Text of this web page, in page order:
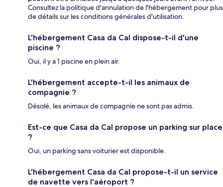
Consultez la politique d'annulation de l'hébergement pour plus
de détails sur les conditions générales d'utilisation.
L'hébergement Casa da Cal dispose-t-il d'une
piscine ?
Oui, il y a 1 piscine en plein air.
L'hébergement accepte-t-il les animaux de
compagnie ?
Désolé, les animaux de compagnie ne sont pas admis.
Est-ce que Casa da Cal propose un parking sur place
?
Oui, un parking sans voiturier est disponible.
L'hébergement Casa da Cal propose-t-il un service
de navette vers l'aéroport ?